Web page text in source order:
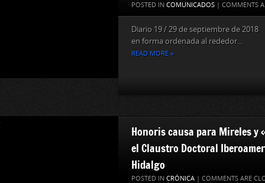
POSTED IN COMUNICADOS | COMMENTS
Diario 19 / 29 de septiembre de
en forma ordenada al rededor...
READ MORE »
Honoris causa para Mireles y
el Claustro Doctoral
Hidalgo
POSTED IN CRÓNICA | COMMENTS ARE